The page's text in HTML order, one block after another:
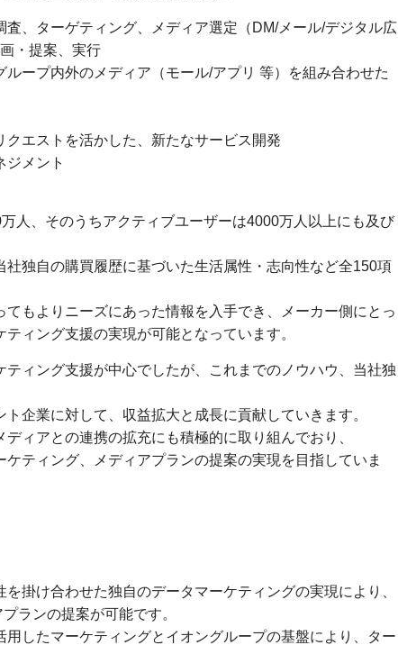
査、ターゲティング、メディア選定（DM/メール/デジタル広
・提案、実行
ループ内外のメディア（モール/アプリ 等）を組み合わせた
クエストを活かした、新たなサービス開発
ジメント
人、そのうちアクティブユーザーは4000万人以上にも及び
独自の購買履歴に基づいた生活属性・志向性など全150項
もよりニーズにあった情報を入手でき、メーカー側にとっ
ィング支援の実現が可能となっています。
ティング支援が中心でしたが、これまでのノウハウ、当社独
企業に対して、収益拡大と成長に貢献していきます。
ィアとの連携の拡充にも積極的に取り組んでおり、
ティング、メディアプランの提案の実現を目指していま
を掛け合わせた独自のデータマーケティングの実現により、
ランの提案が可能です。
用したマーケティングとイオングループの基盤により、ター